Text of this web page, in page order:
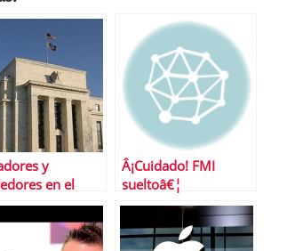
y
en el
inflacionista de
Federal de
Unidos
Â¡Cuidado! FMI
sueltoâ€¦